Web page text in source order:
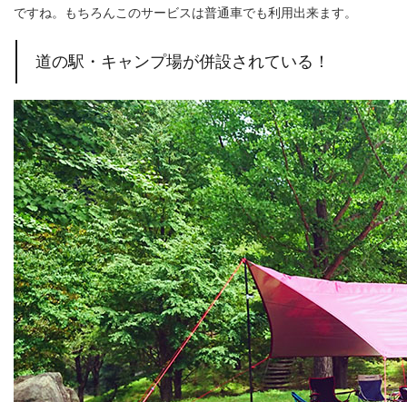
ですね。もちろんこのサービスは普通車でも利用出来ます。
道の駅・キャンプ場が併設されている！